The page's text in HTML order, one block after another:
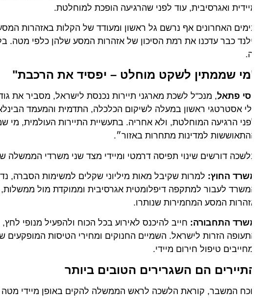
ואגרסיבית, עוד לפני שהרגיעה הופכת למוחלטת.
האחרונים אף נרשם גל ראשון ומעודד של הקלות באזהרות המסע
כבר עדכנו את רמת הסיכון של אזהרות המסע שלהן כלפי מטה.
שממתין לשקט מוחלט – יפסיד את הרכבת"
פתאל, מנכ"ל לשכת מארגני תיירות נכנסת לישראל, מסביר את גודל
אסטרטגי ראשון במעלה לשיקום הכלכלה, התדמית והמעמד
הרגיעה המוחלטת, ולא אחריה. בתעשיית התיירות העולמית, מי
למדינות מתחרות באזור״.
דורשים שינוי תפיסה דרמטי ומיידי מצד שני משרדי הממשלה
החוץ:למרות שקיבל מאות מיליוני שקלים למשימות הסברה,
לעבור למתקפה דיפלומטית אגרסיבית וממוקדת מול ממשלות,
המסע המחמירות שנותרו.
התחבורה:חייב להיכנס לאירוע בכל הכוח ולהפעיל מנופי לחץ,
הזרות לישראל. השמיים החנוקים ומחירי הטיסות המופקעים של
טיפול חירום מיידי.
הם השגרירים הטובים ביותר
המשבר, קוראת הלשכה לראש הממשלה להקים באופן מיידי מטה